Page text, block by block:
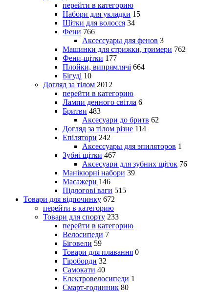
перейти в категорию
Набори для укладки 15
Щітки для волосся 34
Фени 766
Аксессуары для фенов 3
Машинки для стрижки, тримери 762
Фени-щітки 177
Плойки, випрямлячі 664
Бігуді 10
Догляд за тілом 2012
перейти в категорию
Лампи денного світла 6
Бритви 483
Аксесуари до бритв 62
Догляд за тілом різне 114
Епілятори 242
Аксессуары для эпиляторов 1
Зубні щітки 467
Аксесуари для зубних щіток 76
Манікюрні набори 39
Масажери 146
Підлогові ваги 515
Товари для відпочинку 672
перейти в категорию
Товари для спорту 233
перейти в категорию
Велосипеди 7
Біговели 59
Товари для плавання 0
Гіроборди 32
Самокати 40
Електровелосипеди 1
Смарт-годинник 80